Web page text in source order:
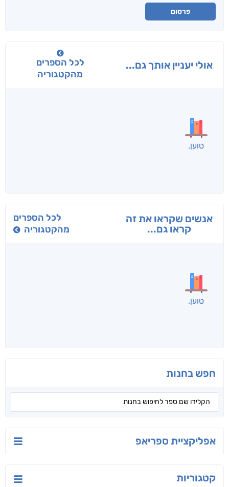
פרסום
אולי יעניין אותך גם...
לכל הספרים
מהקטגוריה
בפנוכו
חני שאטן
תרדמת
א. פ.
אנשים שקראו את זה
ג'וליה שניידר יאיר פומרנץ